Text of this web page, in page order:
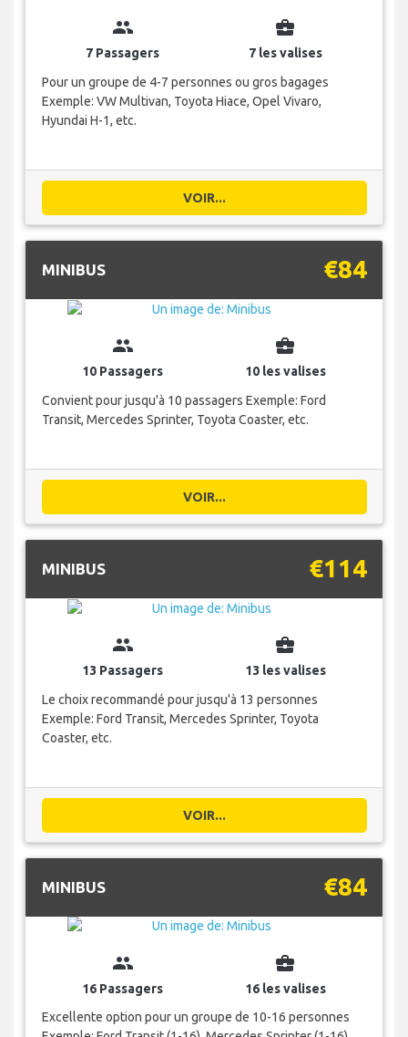
group
7 Passagers
business_center
7 les valises
Pour un groupe de 4-7 personnes ou gros bagages
Exemple: VW Multivan, Toyota Hiace, Opel Vivaro,
Hyundai H-1, etc.
VOIR...
MINIBUS €84
group
10 Passagers
business_center
10 les valises
Convient pour jusqu'à 10 passagers Exemple: Ford
Transit, Mercedes Sprinter, Toyota Coaster, etc.
VOIR...
MINIBUS €114
group
13 Passagers
business_center
13 les valises
Le choix recommandé pour jusqu'à 13 personnes
Exemple: Ford Transit, Mercedes Sprinter, Toyota
Coaster, etc.
VOIR...
MINIBUS €84
group
16 Passagers
business_center
16 les valises
Excellente option pour un groupe de 10-16 personnes